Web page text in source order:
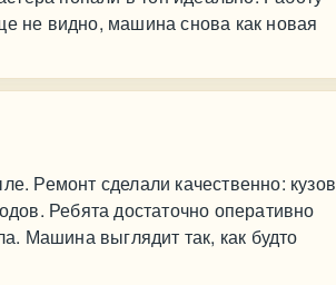
не видно, машина снова как новая
Ремонт сделали качественно: кузов
Ребята достаточно оперативно
Машина выглядит так, как будто